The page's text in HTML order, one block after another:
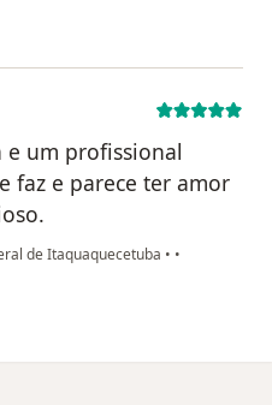
um profissional
faz e parece ter amor
de Itaquaquecetuba • •